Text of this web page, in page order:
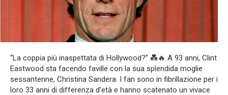
“La coppia più inaspettata di Hollywood?” 💑🔥 A 93 anni, Clint
Eastwood sta facendo faville con la sua splendida moglie
sessantenne, Christina Sandera. I fan sono in fibrillazione per i
loro 33 anni di differenza d’età e hanno scatenato un vivace